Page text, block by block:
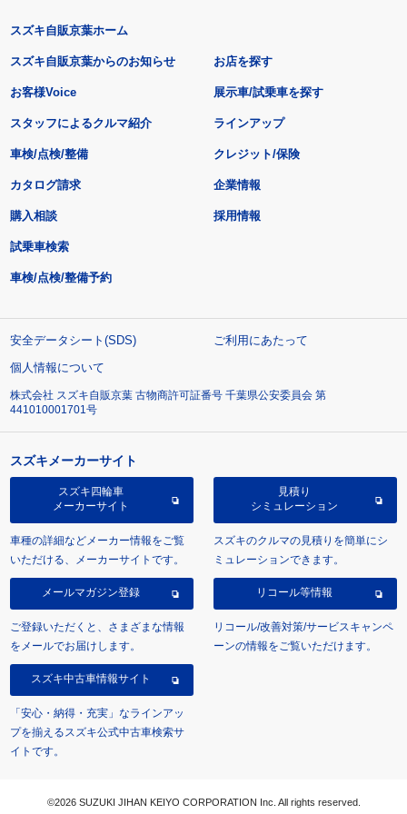
スズキ自販京葉ホーム
スズキ自販京葉からのお知らせ
お客様Voice
スタッフによるクルマ紹介
お店を探す
展示車/試乗車を探す
ラインアップ
車検/点検/整備 クレジット/保険
カタログ請求
購入相談
試乗車検索
車検/点検/整備予約
企業情報
採用情報
安全データシート(SDS)
ご利用にあたって
個人情報について
株式会社 スズキ自販京葉 古物商許可証番号 千葉県公安委員会 第
441010001701号
スズキメーカーサイト
スズキ四輪車
メーカーサイト
車種の詳細などメーカー情報をご覧
いただける、メーカーサイトです。
見積り
シミュレーション
スズキのクルマの見積りを簡単にシ
ミュレーションできます。
メールマガジン登録
ご登録いただくと、さまざまな情報
をメールでお届けします。
リコール等情報
リコール/改善対策/サービスキャンペ
ーンの情報をご覧いただけます。
スズキ中古車情報サイト
「安心・納得・充実」なラインアッ
プを揃えるスズキ公式中古車検索サ
イトです。
©2026 SUZUKI JIHAN KEIYO CORPORATION Inc. All rights reserved.